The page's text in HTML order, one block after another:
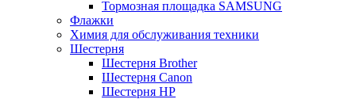
Тормозная площадка SAMSUNG
Флажки
Химия для обслуживания техники
Шестерня
Шестерня Brother
Шестерня Canon
Шестерня HP